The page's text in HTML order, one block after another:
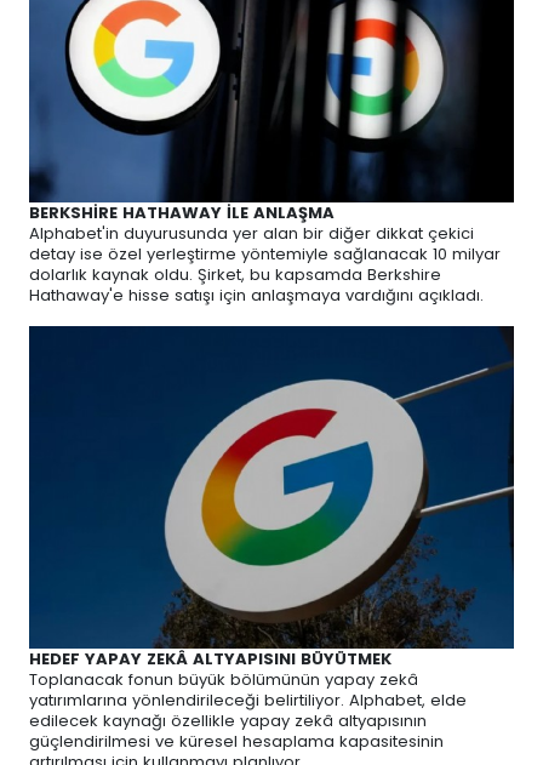
BERKSHİRE HATHAWAY İLE ANLAŞMA
Alphabet'in duyurusunda yer alan bir diğer dikkat çekici
detay ise özel yerleştirme yöntemiyle sağlanacak 10 milyar
dolarlık kaynak oldu. Şirket, bu kapsamda Berkshire
Hathaway'e hisse satışı için anlaşmaya vardığını açıkladı.
HEDEF YAPAY ZEKÂ ALTYAPISINI BÜYÜTMEK
Toplanacak fonun büyük bölümünün yapay zekâ
yatırımlarına yönlendirileceği belirtiliyor. Alphabet, elde
edilecek kaynağı özellikle yapay zekâ altyapısının
güçlendirilmesi ve küresel hesaplama kapasitesinin